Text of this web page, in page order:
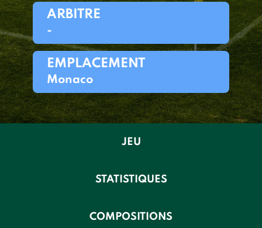
ARBITRE
-
EMPLACEMENT
Monaco
JEU
STATISTIQUES
COMPOSITIONS